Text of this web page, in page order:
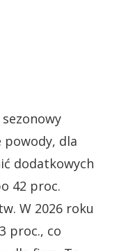
dla
dodatkowych
42 proc.
W 2026 roku
proc., co